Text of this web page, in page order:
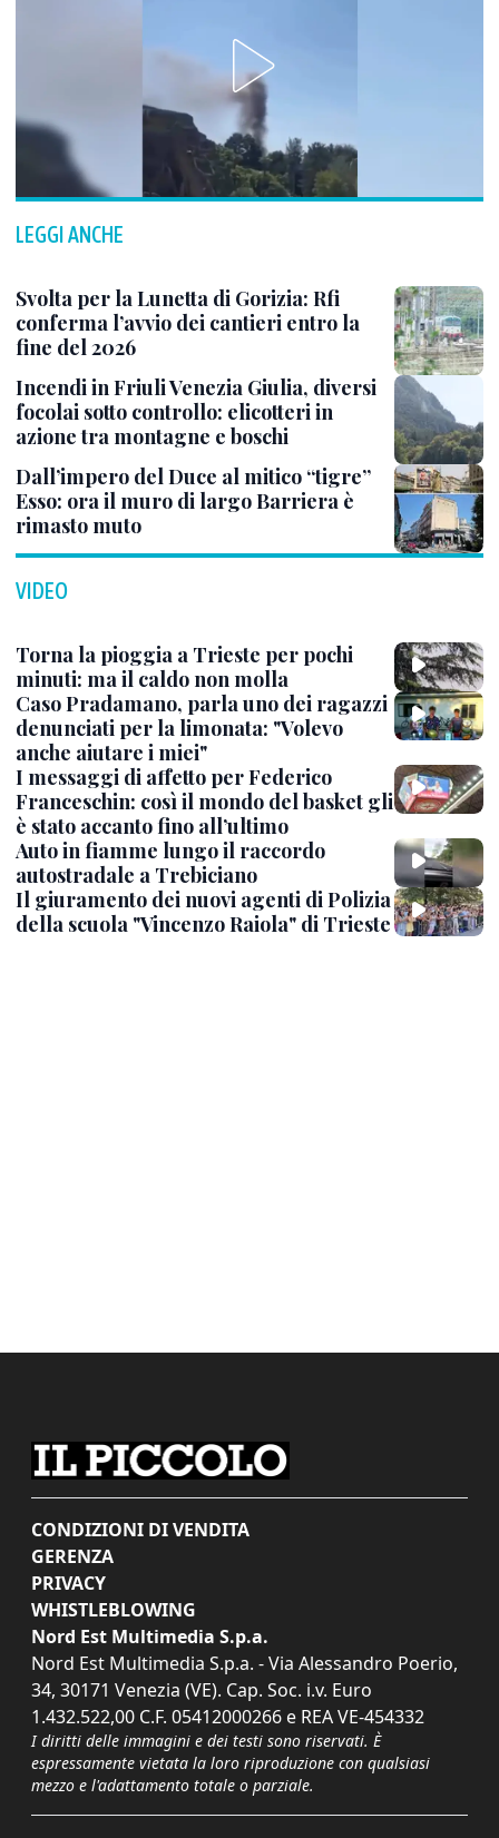
LEGGI ANCHE
Svolta per la Lunetta di Gorizia: Rfi
conferma l’avvio dei cantieri entro la
fine del 2026
Incendi in Friuli Venezia Giulia, diversi
focolai sotto controllo: elicotteri in
azione tra montagne e boschi
Dall’impero del Duce al mitico “tigre”
Esso: ora il muro di largo Barriera è
rimasto muto
VIDEO
Torna la pioggia a Trieste per pochi
minuti: ma il caldo non molla
Caso Pradamano, parla uno dei ragazzi
denunciati per la limonata: "Volevo
anche aiutare i miei"
I messaggi di affetto per Federico
Franceschin: così il mondo del basket gli
è stato accanto fino all’ultimo
Auto in fiamme lungo il raccordo
autostradale a Trebiciano
Il giuramento dei nuovi agenti di Polizia
della scuola "Vincenzo Raiola" di Trieste
CONDIZIONI DI VENDITA
GERENZA
PRIVACY
WHISTLEBLOWING
Nord Est Multimedia S.p.a.
Nord Est Multimedia S.p.a. - Via Alessandro Poerio,
34, 30171 Venezia (VE). Cap. Soc. i.v. Euro
1.432.522,00 C.F. 05412000266 e REA VE-454332
I diritti delle immagini e dei testi sono riservati. È
espressamente vietata la loro riproduzione con qualsiasi
mezzo e l'adattamento totale o parziale.